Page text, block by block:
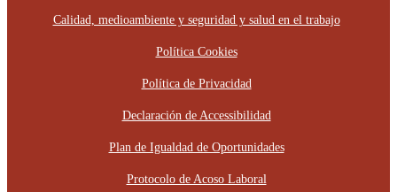
Calidad, medioambiente y seguridad y salud en el trabajo
Política Cookies
Política de Privacidad
Declaración de Accessibilidad
Plan de Igualdad de Oportunidades
Protocolo de Acoso Laboral